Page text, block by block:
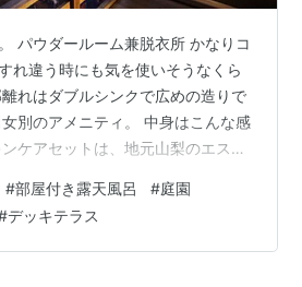
パウダールーム兼脱衣所 かなりコ
れ違う時にも気を使いそうなくら
れはダブルシンクで広めの造りで
別のアメニティ。 中身はこんな感
ケアセットは、地元山梨のエステ
備え付けのバスアメニティとは別
バスアメニティセットもありま
ットだったり男性だと貰えなかった
#部屋付き露天風呂 #庭園
デッキテラス